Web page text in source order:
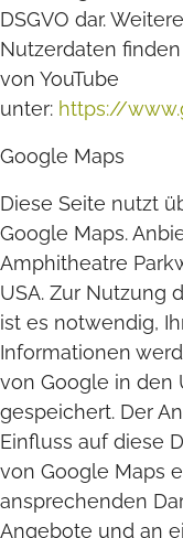
DSGVO dar.
Nutzerdaten
von YouTube
unter: https://
Google Maps
Diese Seite nutzt
Google Maps.
Amphitheatre
USA. Zur Nutzung
ist es notwendig,
Informationen
von Google in den
gespeichert. Der
Einfluss auf diese
von Google Maps
ansprechenden
Angebote und an